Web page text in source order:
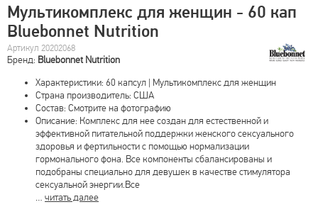
Мультикомплекс для женщин - 60 кап
Bluebonnet Nutrition
Артикул 20202068
Бренд: Bluebonnet Nutrition
Характеристики: 60 капсул | Мультикомплекс для женщин
Страна производитель: США
Состав: Смотрите на фотографию
Описание: Комплекс для нее создан для естественной и
эффективной питательной поддержки женского сексуального
здоровья и фертильности с помощью нормализации
гормонального фона. Все компоненты сбалансированы и
подобраны специально для девушек в качестве стимулятора
сексуальной энергии.Все
… читать далее